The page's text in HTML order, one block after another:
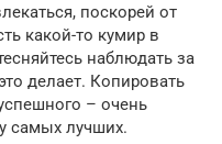
поскорей от
какой-то кумир в
наблюдать за
делает. Копировать
– очень
самых лучших.